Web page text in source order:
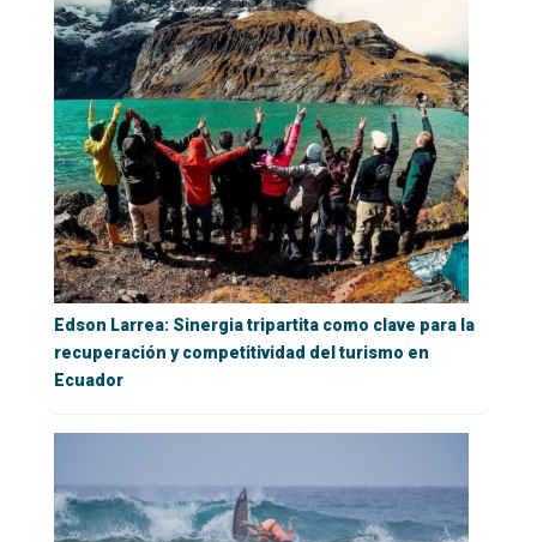
Edson Larrea: Sinergia tripartita como clave para la
recuperación y competitividad del turismo en
Ecuador